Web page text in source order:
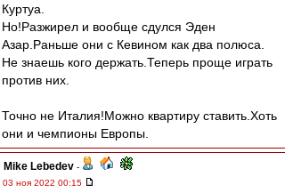
Куртуа.
Но!Разжирел и вообще сдулся Эден
Азар.Раньше они с Кевином как два полюса.
Не знаешь кого держать.Теперь проще играть
против них.
Точно не Италия!Можно квартиру ставить.Хоть
они и чемпионы Европы.
Mike Lebedev -
03 ноя 2022 00:15